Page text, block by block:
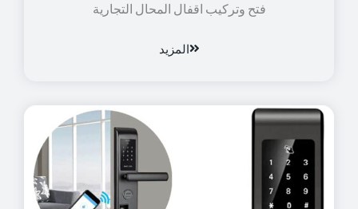
فتح وتركيب اقفال المحال التجارية
المزيد